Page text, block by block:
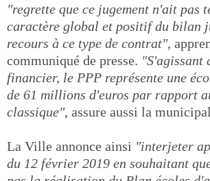
"regrette que ce jugement n'ait pas
caractère global et positif du bilan
recours à ce type de contrat",
communiqué de presse. "S'agissant
financier, le PPP représente une
de 61 millions d'euros par rapport
classique", assure aussi la
La Ville annonce ainsi "interjeter
du 12 février 2019 en souhaitant